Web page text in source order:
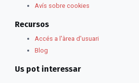
Avís sobre cookies
Recursos
Accés a l'àrea d'usuari
Blog
Us pot interessar